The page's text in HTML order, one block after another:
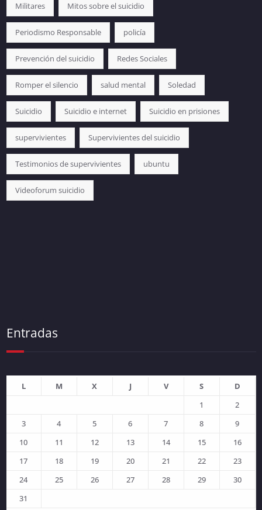
Militares Mitos sobre el suicidio
Periodismo Responsable policía
Prevención del suicidio Redes Sociales
Romper el silencio salud mental Soledad
Suicidio Suicidio e internet Suicidio en prisiones
supervivientes Supervivientes del suicidio
Testimonios de supervivientes ubuntu
Videoforum suicidio
Entradas
L M X J V S
D
1
2
3
4 5 6 7 8
9
10
11 12 13 14 15
16
17
18 19 20 21 22
23
24
25 26 27 28 29
30
31